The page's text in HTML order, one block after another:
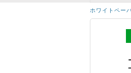
ホワイトペー